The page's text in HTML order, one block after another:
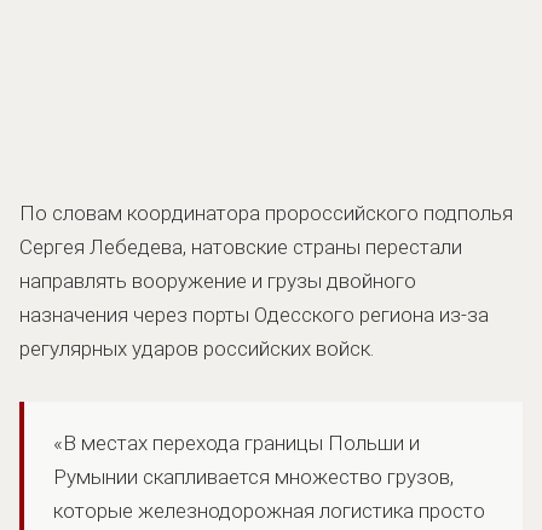
По словам координатора пророссийского подполья
Сергея Лебедева, натовские страны перестали
направлять вооружение и грузы двойного
назначения через порты Одесского региона из-за
регулярных ударов российских войск.
«В местах перехода границы Польши и
Румынии скапливается множество грузов,
которые железнодорожная логистика просто